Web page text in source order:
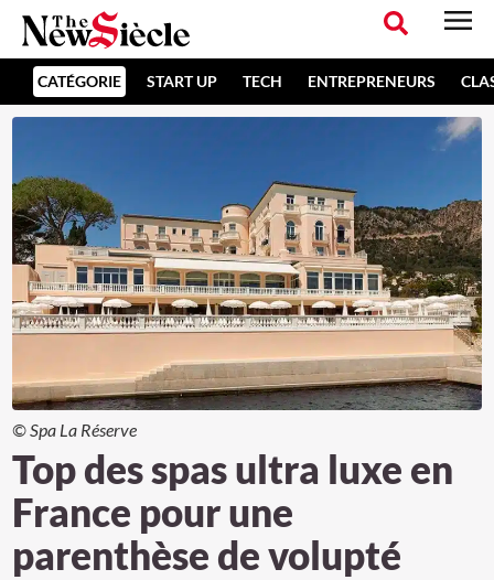
CATÉGORIE START UP TECH ENTREPRENEURS
© Spa La Réserve
Top des spas ultra luxe en
France pour une
parenthèse de volupté